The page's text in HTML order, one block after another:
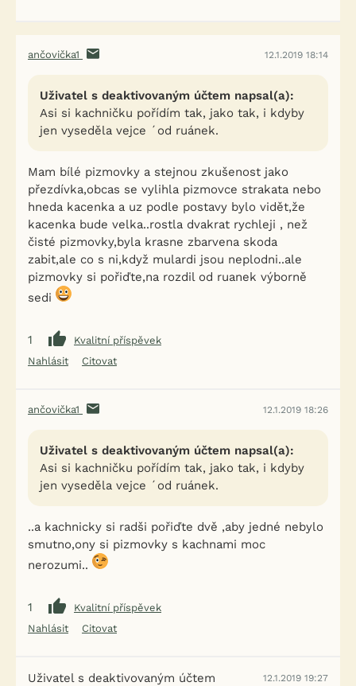
ančovička1 12.1.2019 18:14
Uživatel s deaktivovaným účtem napsal(a):
Asi si kachničku pořídím tak, jako tak, i kdyby
jen vyseděla vejce ´od ruánek.
Mam bílé pizmovky a stejnou zkušenost jako
přezdívka,obcas se vylihla pizmovce strakata nebo
hneda kacenka a uz podle postavy bylo vidět,že
kacenka bude velka..rostla dvakrat rychleji , než
čisté pizmovky,byla krasne zbarvena skoda
zabit,ale co s ni,když mulardi jsou neplodni..ale
pizmovky si pořiďte,na rozdil od ruanek výborně
sedi
1
Kvalitní příspěvek
Nahlásit
Citovat
ančovička1 12.1.2019 18:26
Uživatel s deaktivovaným účtem napsal(a):
Asi si kachničku pořídím tak, jako tak, i kdyby
jen vyseděla vejce ´od ruánek.
..a kachnicky si radši pořiďte dvě ,aby jedné nebylo
smutno,ony si pizmovky s kachnami moc
nerozumi..
1
Kvalitní příspěvek
Nahlásit
Citovat
Uživatel s deaktivovaným účtem 12.1.2019 19:27